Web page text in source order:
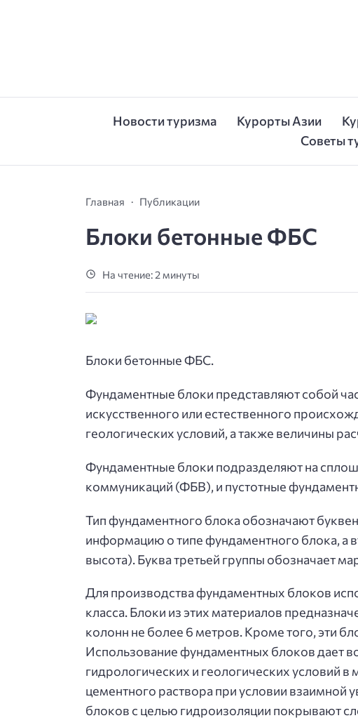
Новости туризма Курорты Азии
Советы
Главная Публикации
Блоки бетонные ФБС
На чтение: 2 минуты
Блоки бетонные ФБС.
Фундаментные блоки представляют собой
искусственного или естественного
геологических условий, а также величины
Фундаментные блоки подразделяют на
коммуникаций (ФБВ), и пустотные
Тип фундаментного блока обозначают
информацию о типе фундаментного блока, а
высота). Буква третьей группы обозначает
Для производства фундаментных блоков
класса. Блоки из этих материалов
колонн не более 6 метров. Кроме того, эти
Использование фундаментных блоков дает
гидрологических и геологических условий
цементного раствора при условии
блоков с целью гидроизоляции покрывают